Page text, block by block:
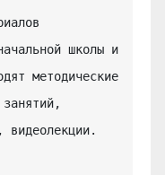
школы и
методические
видеолекции.